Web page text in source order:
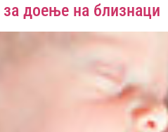
доење на близнаци